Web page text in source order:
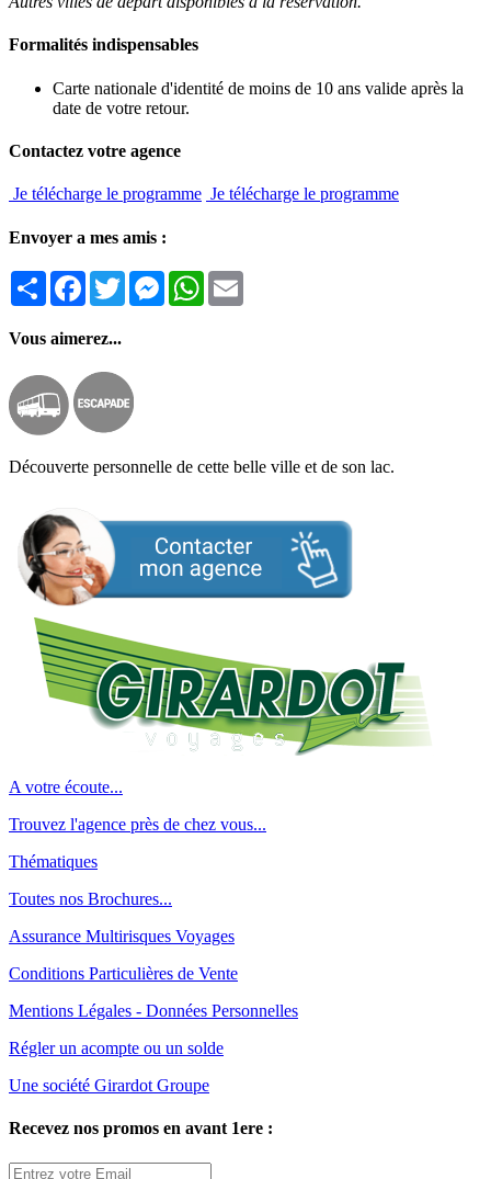
Formalités indispensables
Carte nationale d'identité de moins de 10 ans valide après la
date de votre retour.
Contactez votre agence
Je télécharge le programme Je télécharge le programme
Envoyer a mes amis :
PartagerFacebook
TwitterMessengerWhatsApp
Vous aimerez...
Découverte personnelle de cette belle ville et de son lac.
A votre écoute...
Trouvez l'agence près de chez vous...
Thématiques
Toutes nos Brochures...
Assurance Multirisques Voyages
Conditions Particulières de Vente
Mentions Légales - Données Personnelles
Régler un acompte ou un solde
Une société Girardot Groupe
Recevez nos promos en avant 1ere :